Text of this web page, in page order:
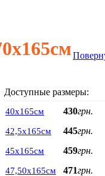
Доступные размеры:
40х165см 430грн.
42,5х165см 445грн.
45х165см 459грн.
47,50х165см 471грн.